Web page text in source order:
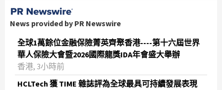
News provided by PR Newswire
全球1萬餘位金融保險菁英齊聚香港----第十六屆世界
華人保險大會暨2026國際龍獎IDA年會盛大舉辦
香港, 3小時前
HCLTech 獲 TIME 雜誌評為全球最具可持續發展表現